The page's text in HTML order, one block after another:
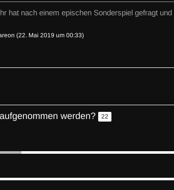
hat nach einem epischen Sonderspiel gefragt
(22. Mai 2019 um 00:33)
werden? 22